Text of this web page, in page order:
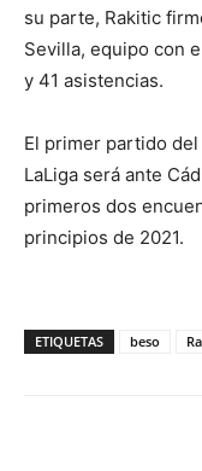
su parte, Rakitic
Sevilla, equipo con
y 41 asistencias.
El primer partido
LaLiga será ante
primeros dos
principios de 2021.
ETIQUETAS beso